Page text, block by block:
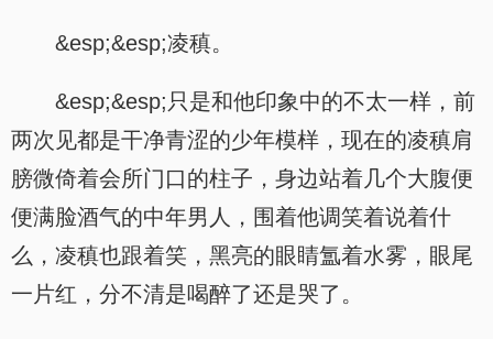
&esp;&esp;凌稹。
&esp;&esp;只是和他印象中的不太一样，前
两次见都是干净青涩的少年模样，现在的凌稹肩
膀微倚着会所门口的柱子，身边站着几个大腹便
便满脸酒气的中年男人，围着他调笑着说着什
么，凌稹也跟着笑，黑亮的眼睛氲着水雾，眼尾
一片红，分不清是喝醉了还是哭了。